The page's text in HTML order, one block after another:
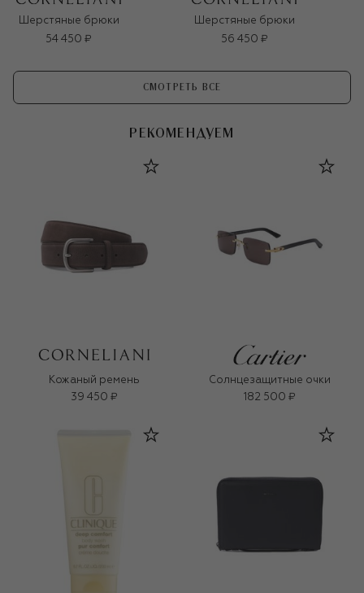
Шерстяные брюки
54 450 ₽
Шерстяные брюки
56 450 ₽
СМОТРЕТЬ ВСЕ
РЕКОМЕНДУЕМ
Кожаный ремень
39 450 ₽
Солнцезащитные очки
182 500 ₽